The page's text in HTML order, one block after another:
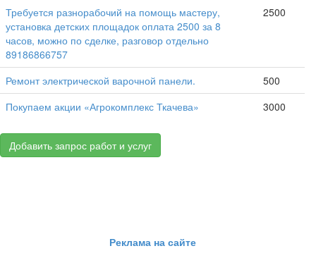
Требуется разнорабочий на помощь мастеру,
установка детских площадок оплата 2500 за 8
часов, можно по сделке, разговор отдельно
89186866757
2500
Ремонт электрической варочной панели.
500
Покупаем акции «Агрокомплекс Ткачева»
3000
Добавить запрос работ и услуг
Реклама на сайте